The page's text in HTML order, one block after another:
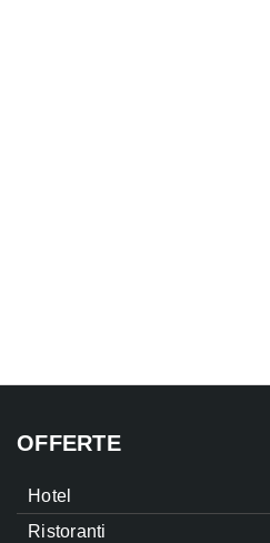
OFFERTE
Hotel
Ristoranti